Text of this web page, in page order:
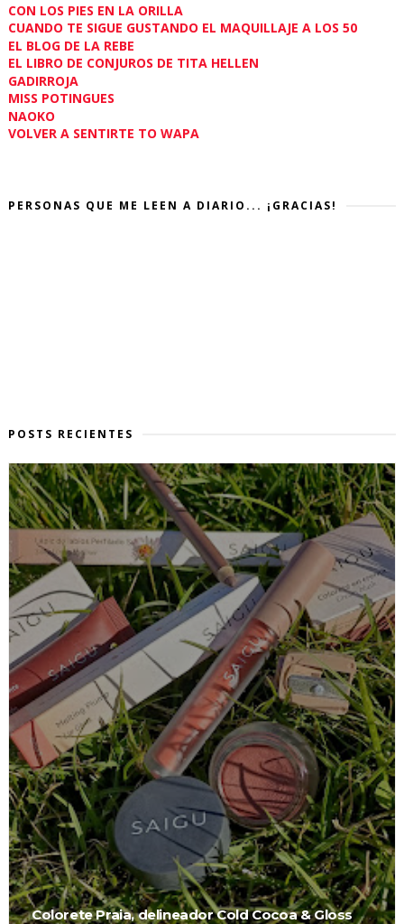
CON LOS PIES EN LA ORILLA
CUANDO TE SIGUE GUSTANDO EL MAQUILLAJE A LOS 50
EL BLOG DE LA REBE
EL LIBRO DE CONJUROS DE TITA HELLEN
GADIRROJA
MISS POTINGUES
NAOKO
VOLVER A SENTIRTE TO WAPA
PERSONAS QUE ME LEEN A DIARIO... ¡GRACIAS!
POSTS RECIENTES
Colorete Praia, delineador Cold Cocoa & Gloss